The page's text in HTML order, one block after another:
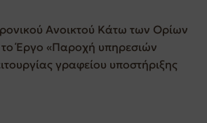
Ανοικτού Κάτω των Ορίων
Έργο «Παροχή υπηρεσιών
γραφείου υποστήριξης